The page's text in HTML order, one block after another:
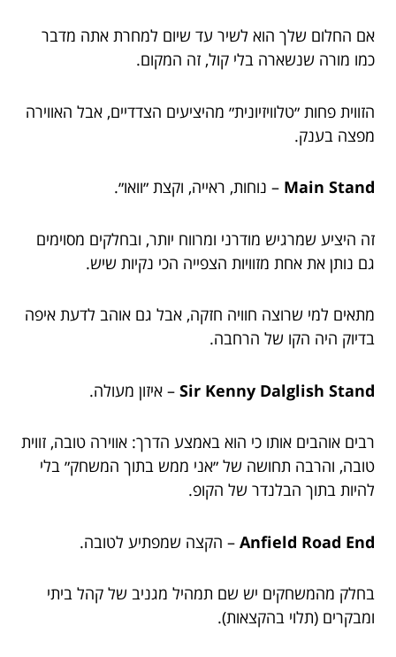
אם החלום שלך הוא לשיר עד שיום למחרת אתה מדבר
כמו מורה שנשארה בלי קול, זה המקום.
הזווית פחות ״טלוויזיונית״ מהיציעים הצדדיים, אבל האווירה
מפצה בענק.
Main Stand – נוחות, ראייה, וקצת ״וואו״.
זה היציע שמרגיש מודרני ומרווח יותר, ובחלקים מסוימים
גם נותן את אחת מזוויות הצפייה הכי נקיות שיש.
מתאים למי שרוצה חוויה חזקה, אבל גם אוהב לדעת איפה
בדיוק היה הקו של הרחבה.
Sir Kenny Dalglish Stand – איזון מעולה.
רבים אוהבים אותו כי הוא באמצע הדרך: אווירה טובה, זווית
טובה, והרבה תחושה של ״אני ממש בתוך המשחק״ בלי
להיות בתוך הבלנדר של הקופ.
Anfield Road End – הקצה שמפתיע לטובה.
בחלק מהמשחקים יש שם תמהיל מגניב של קהל ביתי
ומבקרים (תלוי בהקצאות).